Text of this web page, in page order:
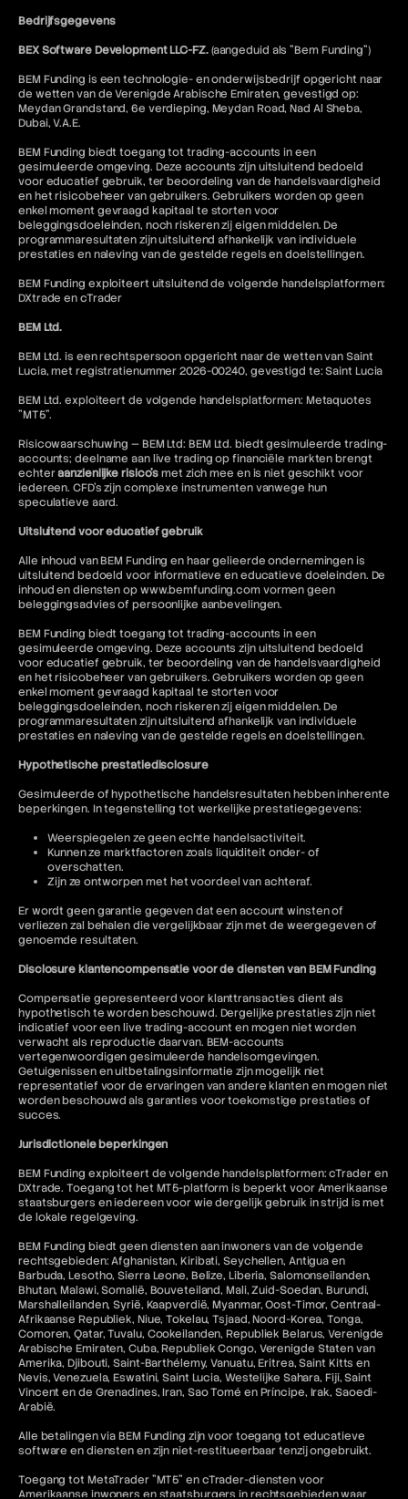
Bedrijfsgegevens
BEX Software Development LLC-FZ.(aangeduid als "Bem Funding")
BEM Funding is een technologie- en onderwijsbedrijf opgericht naar
de wetten van de Verenigde Arabische Emiraten, gevestigd op:
Meydan Grandstand, 6e verdieping, Meydan Road, Nad Al Sheba,
Dubai, V.A.E.
BEM Funding biedt toegang tot trading-accounts in een
gesimuleerde omgeving. Deze accounts zijn uitsluitend bedoeld
voor educatief gebruik, ter beoordeling van de handelsvaardigheid
en het risicobeheer van gebruikers. Gebruikers worden op geen
enkel moment gevraagd kapitaal te storten voor
beleggingsdoeleinden, noch riskeren zij eigen middelen. De
programmaresultaten zijn uitsluitend afhankelijk van individuele
prestaties en naleving van de gestelde regels en doelstellingen.
BEM Funding exploiteert uitsluitend de volgende handelsplatformen:
DXtrade en cTrader
BEM Ltd.
BEM Ltd. is een rechtspersoon opgericht naar de wetten van Saint
Lucia, met registratienummer 2026-00240, gevestigd te: Saint Lucia
BEM Ltd. exploiteert de volgende handelsplatformen: Metaquotes
"MT5".
Risicowaarschuwing — BEM Ltd: BEM Ltd. biedt gesimuleerde trading-
accounts; deelname aan live trading op financiële markten brengt
echteraanzienlijke risico'smet zich mee en is niet geschikt voor
iedereen. CFD's zijn complexe instrumenten vanwege hun
speculatieve aard.
Uitsluitend voor educatief gebruik
Alle inhoud van BEM Funding en haar gelieerde ondernemingen is
uitsluitend bedoeld voor informatieve en educatieve doeleinden. De
inhoud en diensten op www.bemfunding.com vormen geen
beleggingsadvies of persoonlijke aanbevelingen.
BEM Funding biedt toegang tot trading-accounts in een
gesimuleerde omgeving. Deze accounts zijn uitsluitend bedoeld
voor educatief gebruik, ter beoordeling van de handelsvaardigheid
en het risicobeheer van gebruikers. Gebruikers worden op geen
enkel moment gevraagd kapitaal te storten voor
beleggingsdoeleinden, noch riskeren zij eigen middelen. De
programmaresultaten zijn uitsluitend afhankelijk van individuele
prestaties en naleving van de gestelde regels en doelstellingen.
Hypothetische prestatiedisclosure
Gesimuleerde of hypothetische handelsresultaten hebben inherente
beperkingen. In tegenstelling tot werkelijke prestatiegegevens:
Weerspiegelen ze geen echte handelsactiviteit.
Kunnen ze marktfactoren zoals liquiditeit onder- of
overschatten.
Zijn ze ontworpen met het voordeel van achteraf.
Er wordt geen garantie gegeven dat een account winsten of
verliezen zal behalen die vergelijkbaar zijn met de weergegeven of
genoemde resultaten.
Disclosure klantencompensatie voor de diensten van BEM Funding
Compensatie gepresenteerd voor klanttransacties dient als
hypothetisch te worden beschouwd. Dergelijke prestaties zijn niet
indicatief voor een live trading-account en mogen niet worden
verwacht als reproductie daarvan. BEM-accounts
vertegenwoordigen gesimuleerde handelsomgevingen.
Getuigenissen en uitbetalingsinformatie zijn mogelijk niet
representatief voor de ervaringen van andere klanten en mogen niet
worden beschouwd als garanties voor toekomstige prestaties of
succes.
Jurisdictionele beperkingen
BEM Funding exploiteert de volgende handelsplatformen: cTrader en
DXtrade. Toegang tot het MT5-platform is beperkt voor Amerikaanse
staatsburgers en iedereen voor wie dergelijk gebruik in strijd is met
de lokale regelgeving.
BEM Funding biedt geen diensten aan inwoners van de volgende
rechtsgebieden: Afghanistan, Kiribati, Seychellen, Antigua en
Barbuda, Lesotho, Sierra Leone, Belize, Liberia, Salomonseilanden,
Bhutan, Malawi, Somalië, Bouveteiland, Mali, Zuid-Soedan, Burundi,
Marshalleilanden, Syrië, Kaapverdië, Myanmar, Oost-Timor, Centraal-
Afrikaanse Republiek, Niue, Tokelau, Tsjaad, Noord-Korea, Tonga,
Comoren, Qatar, Tuvalu, Cookeilanden, Republiek Belarus, Verenigde
Arabische Emiraten, Cuba, Republiek Congo, Verenigde Staten van
Amerika, Djibouti, Saint-Barthélemy, Vanuatu, Eritrea, Saint Kitts en
Nevis, Venezuela, Eswatini, Saint Lucia, Westelijke Sahara, Fiji, Saint
Vincent en de Grenadines, Iran, Sao Tomé en Príncipe, Irak, Saoedi-
Arabië.
Alle betalingen via BEM Funding zijn voor toegang tot educatieve
software en diensten en zijn niet-restitueerbaar tenzij ongebruikt.
Toegang tot MetaTrader "MT5" en cTrader-diensten voor
Amerikaanse inwoners en staatsburgers in rechtsgebieden waar